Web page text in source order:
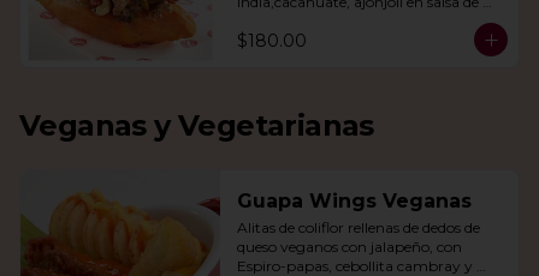
$180.00
Veganas y Vegetarianas
Guapa Wings Veganas
Alitas de coliflor rellenas de dedos de
queso veganos con jalapeño, con
Espiro-papas, cebollita cambray y